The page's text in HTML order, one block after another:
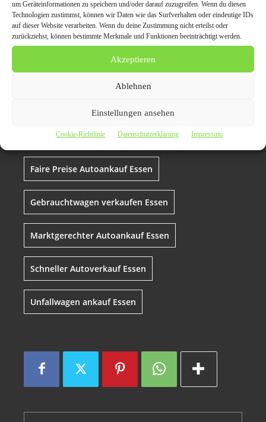
um Geräteinformationen zu speichern und/oder darauf zuzugreifen. Wenn du diesen
Technologien zustimmst, können wir Daten wie das Surfverhalten oder eindeutige IDs
auf dieser Website verarbeiten. Wenn du deine Zustimmung nicht erteilst oder
zurückziehst, können bestimmte Merkmale und Funktionen beeinträchtigt werden.
Akzeptieren
Ablehnen
Einstellungen ansehen
Cookie-Richtlinie Datenschutzerklärung Impressum
schnelle Abwicklung für
Ihr Fahrzeug
Fahrzeugbewertung Essen
Faire Preise Autoankauf Essen
Gebrauchtwagen verkaufen Essen
Marktgerechter Autoankauf Essen
Schneller Autoverkauf Essen
Unfallwagen ankauf Essen